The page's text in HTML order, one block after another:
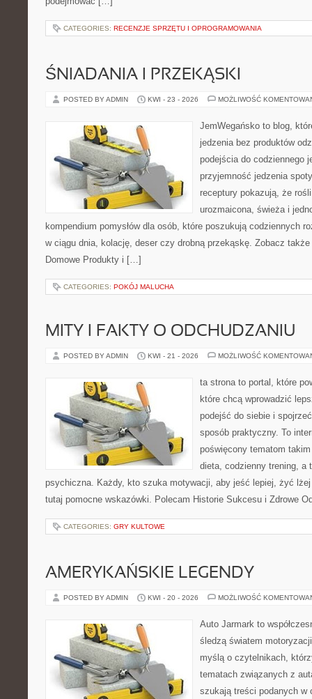
CATEGORIES: RECENZJE SPRZĘTU I OPROGRAMOWANIA
ŚNIADANIA I PRZEKĄSKI
POSTED BY ADMIN KWI - 23 - 2026 MOŻLIWOŚĆ
JemWegańsko to blog,
jedzenia bez produktów
podejścia do codziennego
przyjemność jedzenia
receptury pokazują, że
urozmaicona, świeża i
kompendium pomysłów dla osób, które poszukują codziennych
w ciągu dnia, kolację, deser czy drobną przekąskę. Zobacz
Domowe Produkty i […]
CATEGORIES: POKÓJ MALUCHA
MITY I FAKTY O ODCHUDZANIU
POSTED BY ADMIN KWI - 21 - 2026 MOŻLIWOŚĆ
ta strona to portal, które
które chcą wprowadzić
podejść do siebie i
sposób praktyczny. To
poświęcony tematom
dieta, codzienny trening, a
psychiczna. Każdy, kto szuka motywacji, aby jeść lepiej, żyć
tutaj pomocne wskazówki. Polecam Historie Sukcesu i Zdrowe
CATEGORIES: GRY KULTOWE
AMERYKAŃSKIE LEGENDY
POSTED BY ADMIN KWI - 20 - 2026 MOŻLIWOŚĆ
Auto Jarmark to
śledzą światem
myślą o czytelnikach,
tematach związanych z
szukają treści podanych w